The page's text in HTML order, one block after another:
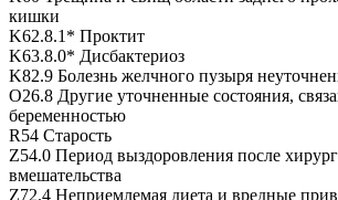
кишки
K62.8.1* Проктит
K63.8.0* Дисбактериоз
K82.9 Болезнь желчного пузыря
O26.8 Другие уточненные состояния,
беременностью
R54 Старость
Z54.0 Период выздоровления после
вмешательства
Z72.4 Неприемлемая диета и вредные